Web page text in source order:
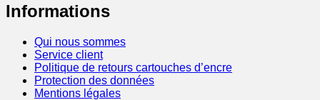
Informations
Qui nous sommes
Service client
Politique de retours cartouches d’encre
Protection des données
Mentions légales